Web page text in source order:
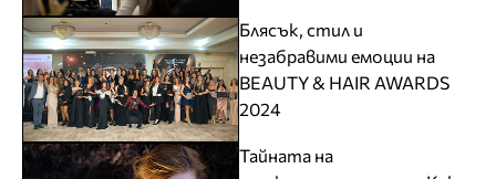
Блясък, стил и
незабравими емоции на
BEAUTY & HAIR AWARDS
2024
Тайната на